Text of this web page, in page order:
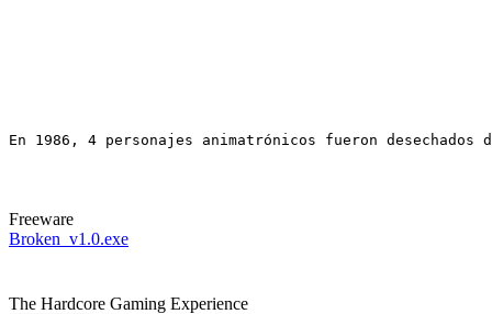
En 1986, 4 personajes animatrónicos fueron
Freeware
Broken_v1.0.exe
The Hardcore Gaming Experience